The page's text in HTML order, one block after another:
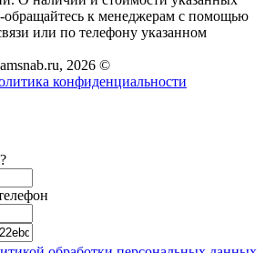
обращайтесь к менеджерам с помощью
или по телефону указанном
2026 ©
конфиденциальности